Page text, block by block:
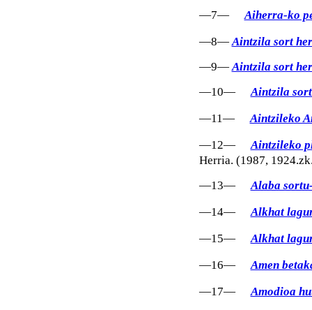
—7—
Aiherra-ko
—8—Aintzila sort
—9—Aintzila sort
—10—
Aintzila
—11—
Aintzileko
—12—
Aintzileko
Herria. (1987,
—13—
Alaba
—14—
Alkhat
—15—
Alkhat
—16—
Amen
—17—
Amodioa